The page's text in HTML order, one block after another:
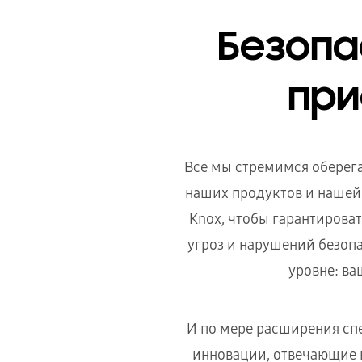
Все мы стремимся
наших продуктов и
Knox, чтобы
угроз и нарушений
уровне:
И по мере расширения
инновации,